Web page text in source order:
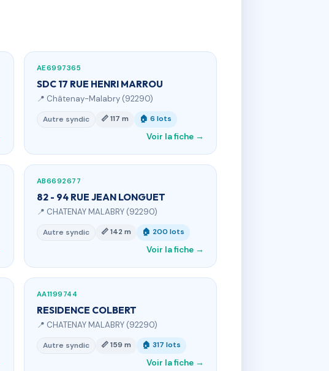
AE6997365
SDC 17 RUE HENRI MARROU
📍 Châtenay-Malabry (92290)
Autre syndic 📏 117 m 🏠 6 lots
Voir la fiche →
AB6692677
82 - 94 RUE JEAN LONGUET
📍 CHATENAY MALABRY (92290)
Autre syndic 📏 142 m 🏠 200 lots
Voir la fiche →
AA1199744
RESIDENCE COLBERT
📍 CHATENAY MALABRY (92290)
Autre syndic 📏 159 m 🏠 317 lots
Voir la fiche →